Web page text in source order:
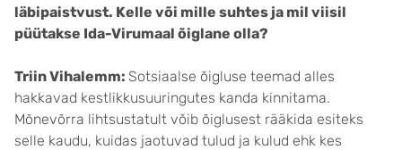
läbipaistvust. Kelle või mille suhtes ja mil viisil
püütakse Ida-Virumaal õiglane olla?
Triin Vihalemm: Sotsiaalse õigluse teemad alles
hakkavad kestlikkusuuringutes kanda kinnitama.
Mõnevõrra lihtsustatult võib õiglusest rääkida esiteks
selle kaudu, kuidas jaotuvad tulud ja kulud ehk kes